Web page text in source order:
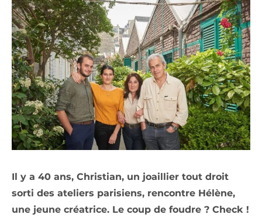
Il y a 40 ans, Christian, un joaillier tout droit
sorti des ateliers parisiens, rencontre Hélène,
une jeune créatrice. Le coup de foudre ? Check !